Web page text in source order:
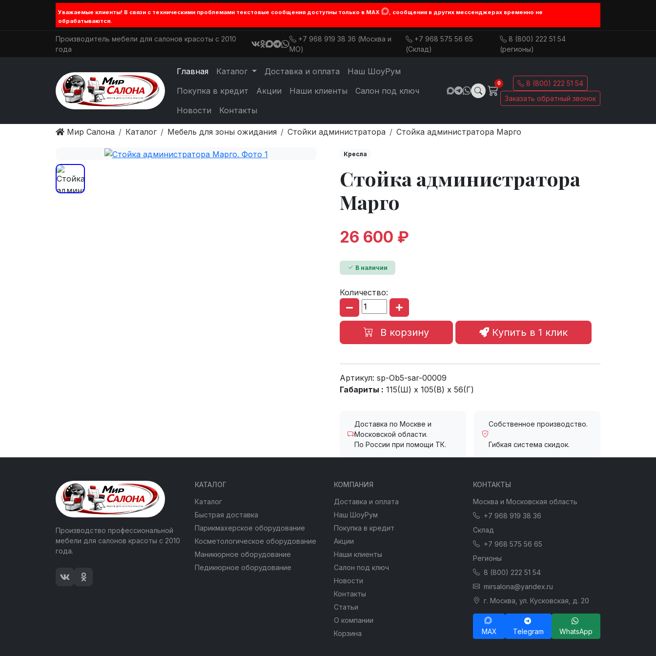
Уважаемые клиенты! В связи с техническими проблемами текстовые сообщения доступны только в MAX
, сообщения в других мессенджерах временно не
обрабатываются.
Производитель мебели для салонов красоты с 2010
года
+7 968 919 38 36 (Москва и
МО)
+7 968 575 56 65
(Склад)
8 (800) 222 51 54
(регионы)
Главная Каталог Доставка и оплата
Наш ШоуРум
Покупка в кредит
Акции Наши клиенты
Салон под ключ
Новости
Контакты
0
8 (800) 222 51 54
Заказать обратный звонок
Мир Салона Каталог Мебель для зоны ожидания Стойки администратора Стойка администратора Марго
Кресла
Стойка администратора
Марго
26 600 ₽
В наличии
Количество:
В корзину Купить в 1 клик
Артикул: sp-Ob5-sar-00009
Габариты : 115(Ш) x 105(В) x 56(Г)
Доставка по Москве и
Московской области.
По России при помощи ТК.
Собственное производство.
Гибкая система скидок.
Производство профессиональной
мебели для салонов красоты с 2010
года.
КАТАЛОГ
Каталог
Быстрая доставка
Парикмахерское оборудование
Косметологическое оборудование
Маникюрное оборудование
Педикюрное оборудование
КОМПАНИЯ
Доставка и оплата
Наш ШоуРум
Покупка в кредит
Акции
Наши клиенты
Салон под ключ
Новости
Контакты
Статьи
О компании
Корзина
КОНТАКТЫ
Москва и Московская область
+7 968 919 38 36
Склад
+7 968 575 56 65
Регионы
8 (800) 222 51 54
mirsalona@yandex.ru
г. Москва, ул. Кусковская, д. 20
MAX Telegram WhatsApp